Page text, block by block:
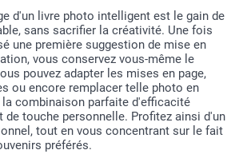
d'un livre photo intelligent est le gain de
sans sacrifier la créativité. Une fois
une première suggestion de mise en
vous conservez vous-même le
pouvez adapter les mises en page,
ou encore remplacer telle photo en
combinaison parfaite d'efficacité
de touche personnelle. Profitez ainsi d'un
tout en vous concentrant sur le fait
préférés.